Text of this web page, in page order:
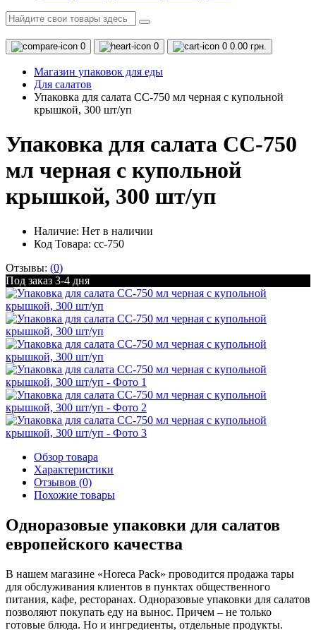
0 0 0 0.00 грн.
Магазин упаковок для еды
Для салатов
Упаковка для салата CC-750 мл черная с купольной
крышкой, 300 шт/уп
Упаковка для салата CC-750
мл черная с купольной
крышкой, 300 шт/уп
Наличие: Нет в наличии
Код Товара: cc-750
Отзывы: (0)
Под заказ 3-4 дня
Обзор товара
Характеристики
Отзывов (0)
Похожие товары
Одноразовые упаковки для салатов
европейского качества
В нашем магазине «Horeca Pack» проводится продажа тары
для обслуживания клиентов в пунктах общественного
питания, кафе, ресторанах. Одноразовые упаковки для салатов
позволяют покупать еду на вынос. Причем – не только
готовые блюда. Но и ингредиенты, отдельные продукты.